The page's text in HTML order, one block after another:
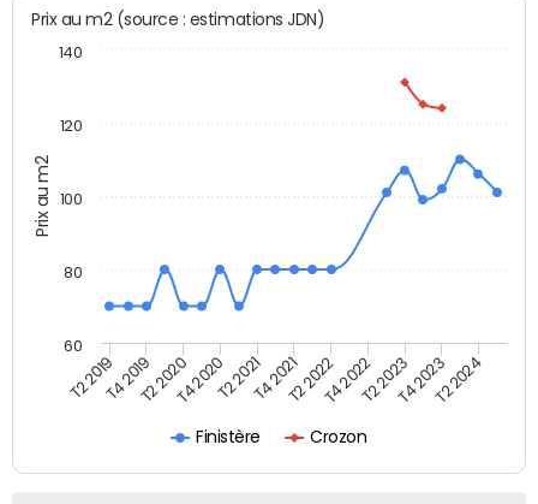
Prix au m2
Prix au m2 (source : estimations JDN)
Finistère Crozon
T2 2019T4 2019T2 2020T4 2020T2 2021T4 2021T2 2022T4 2022T2 2023T4 2023T2 2024
60
80
100
120
140